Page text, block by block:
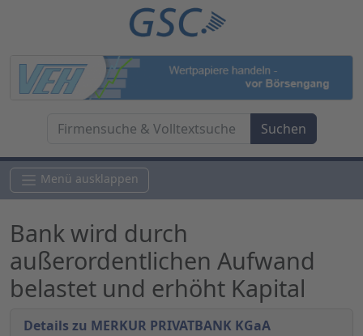
Menü ausklappen
Bank wird durch
außerordentlichen Aufwand
belastet und erhöht Kapital
Details zu MERKUR PRIVATBANK KGaA